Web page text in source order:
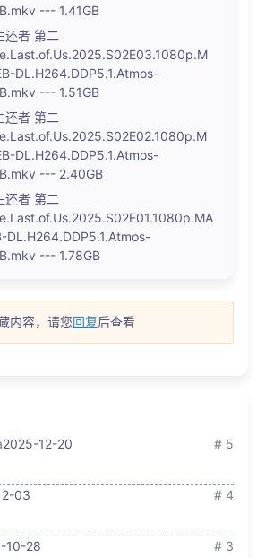
--- 1.41GB
还者 第二
DL.H264.DDP5.1.Atmos-
--- 1.51GB
还者 第二
DL.H264.DDP5.1.Atmos-
--- 2.40GB
还者 第二
DL.H264.DDP5.1.Atmos-
--- 1.78GB
内容，请您回复后查看
2025-12-20
# 5
03
# 4
10-28 # 3